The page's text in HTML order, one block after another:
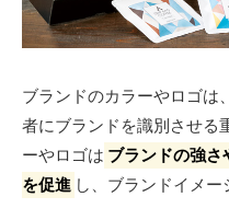
ブランドのカラーやロゴは
者にブランドを識別させる
ーやロゴは ブランドの強さ
を促進 し、ブランドイメー